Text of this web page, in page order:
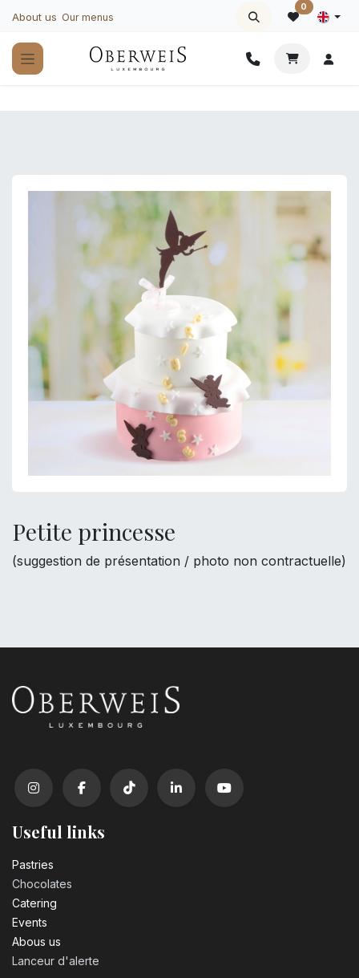
About us Our menus
0
Petite princesse
(suggestion de présentation / photo non contractuelle)
Useful links
Pastrie​s
Chocolates
Catering
Events
Abous us
Lanceur d'alerte